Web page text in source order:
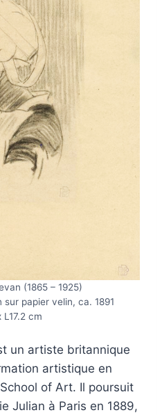
(1865 – 1925)
sur papier velin, ca. 1891
L17.2 cm
un artiste britannique
artistique en
of Art. Il poursuit
Julian à Paris en 1889,